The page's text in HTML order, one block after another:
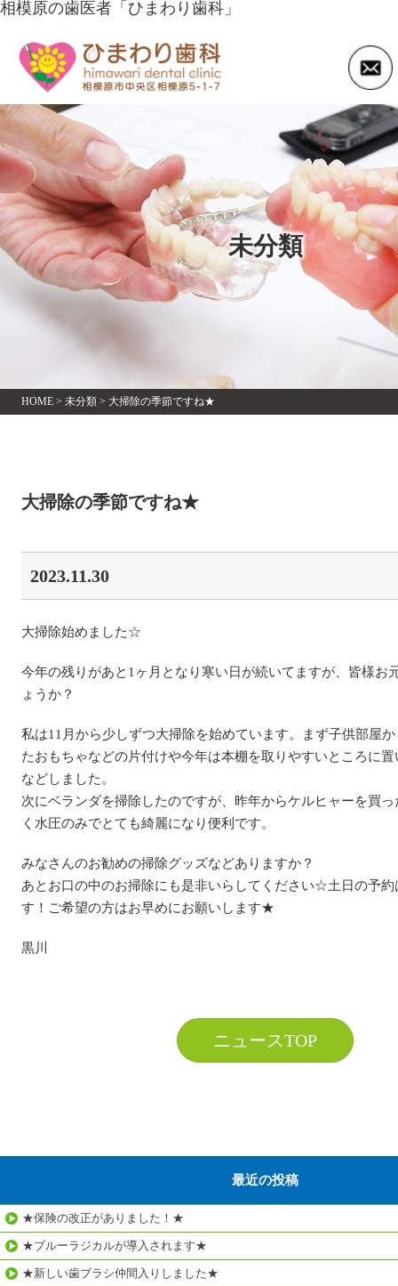
相模原の歯医者「ひまわり歯科」
未分類
HOME> 未分類> 大掃除の季節ですね★
大掃除の季節ですね★
2023.11.30
大掃除始めました☆
今年の残りがあと1ヶ月となり寒い日が続いてますが、皆様お
ょうか？
私は11月から少しずつ大掃除を始めています。まず子供部屋
たおもちゃなどの片付けや今年は本棚を取りやすいところに
などしました。
次にベランダを掃除したのですが、昨年からケルヒャーを買
く水圧のみでとても綺麗になり便利です。
みなさんのお勧めの掃除グッズなどありますか？
あとお口の中のお掃除にも是非いらしてください☆土日の予約
す！ご希望の方はお早めにお願いします★
黒川
ニュースTOP
最近の投稿
★保険の改正がありました！★
★ブルーラジカルが導入されます★
★新しい歯ブラシ仲間入りしました★